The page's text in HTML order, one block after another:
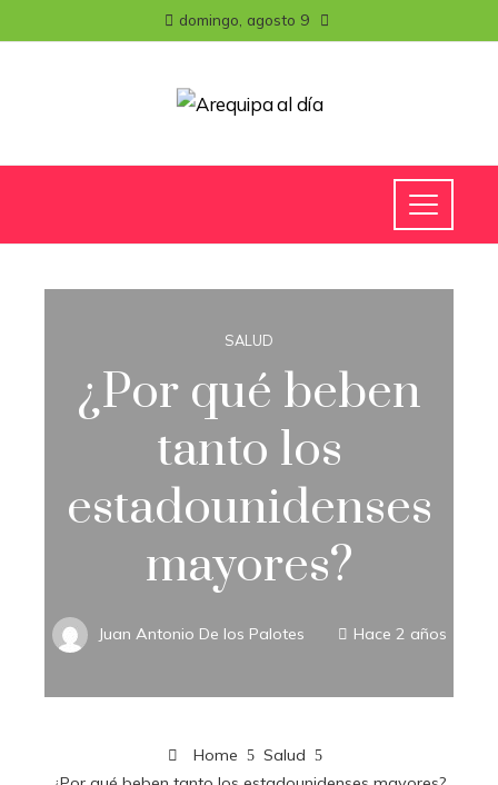
domingo, agosto 9
SALUD
¿Por qué beben
tanto los
estadounidenses
mayores?
Juan Antonio De los Palotes Hace 2 años
Home
Salud